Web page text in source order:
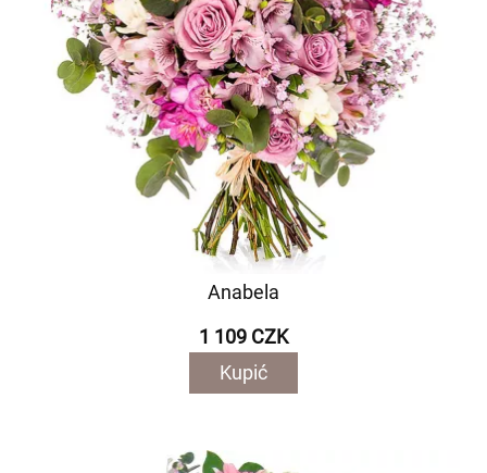
Anabela
1 109 CZK
Kupić